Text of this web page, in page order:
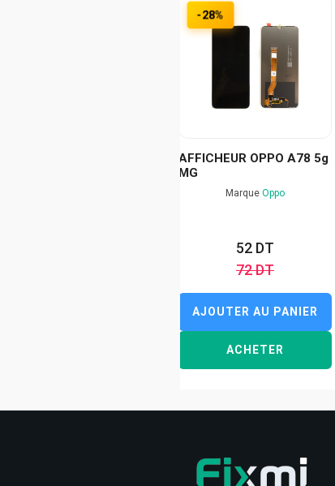
-28%
AFFICHEUR OPPO A78 5g
MG
Marque Oppo
52 DT
72 DT
AJOUTER AU PANIER
ACHETER